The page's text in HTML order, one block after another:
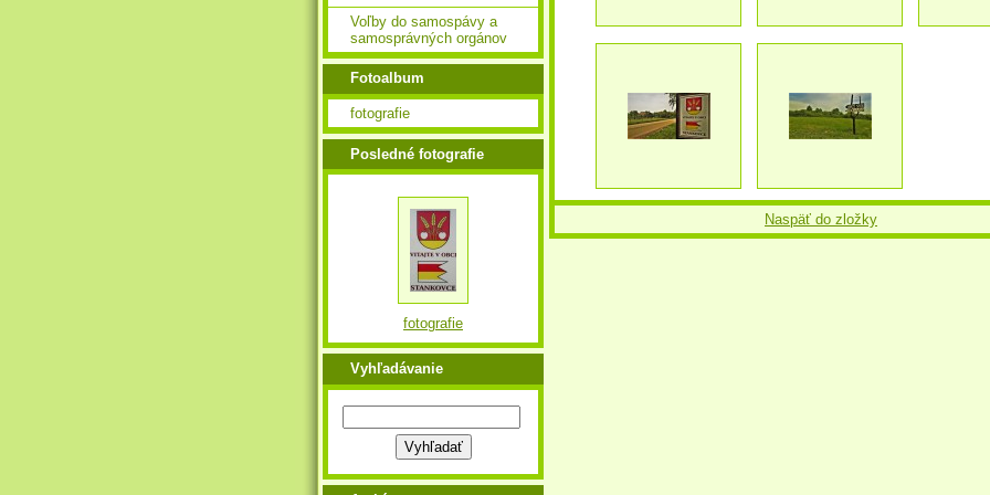
Naspäť do zložky
Voľby do samospávy a
samosprávných orgánov
Fotoalbum
fotografie
Posledné fotografie
fotografie
Vyhľadávanie